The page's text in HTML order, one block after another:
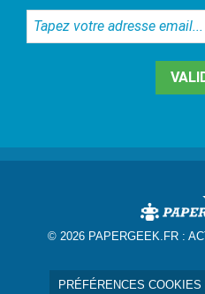
Tapez
votre
© 2026 PAPERGEEK.FR :
PRÉFÉRENCES COOKIES